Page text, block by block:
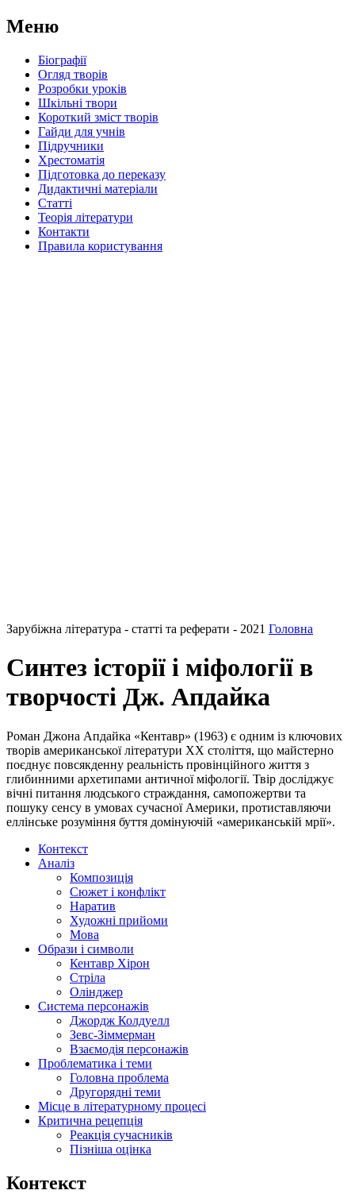
Меню
Біографії
Огляд творів
Розробки уроків
Шкільні твори
Короткий зміст творів
Гайди для учнів
Підручники
Хрестоматія
Підготовка до переказу
Дидактичні матеріали
Статті
Теорія літератури
Контакти
Правила користування
Зарубіжна література - статті та реферати - 2021 Головна
Синтез історії і міфології в
творчості Дж. Апдайка
Роман Джона Апдайка «Кентавр» (1963) є одним із ключових
творів американської літератури XX століття, що майстерно
поєднує повсякденну реальність провінційного життя з
глибинними архетипами античної міфології. Твір досліджує
вічні питання людського страждання, самопожертви та
пошуку сенсу в умовах сучасної Америки, протиставляючи
еллінське розуміння буття домінуючій «американській мрії».
Контекст
Аналіз
Композиція
Сюжет і конфлікт
Наратив
Художні прийоми
Мова
Образи і символи
Кентавр Хірон
Стріла
Олінджер
Система персонажів
Джордж Колдуелл
Зевс-Зіммерман
Взаємодія персонажів
Проблематика і теми
Головна проблема
Другорядні теми
Місце в літературному процесі
Критична рецепція
Реакція сучасників
Пізніша оцінка
Контекст